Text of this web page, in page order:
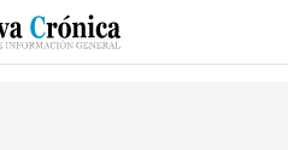
ESPECIALES DEPORTES